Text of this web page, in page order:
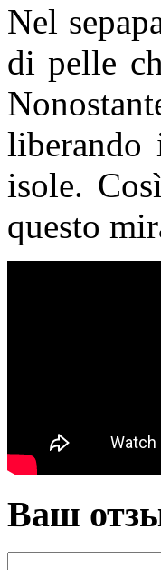
Nel
di pelle
liberando
isole.
questo
Ваш